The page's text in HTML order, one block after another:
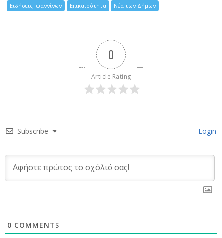
Ειδήσεις Ιωαννίνων Επικαιρότητα Νέα των Δήμων
0
Article Rating
Subscribe Login
0 COMMENTS